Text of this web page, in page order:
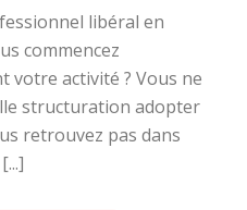
libéral en
commencez
votre activité ? Vous ne
structuration adopter
retrouvez pas dans